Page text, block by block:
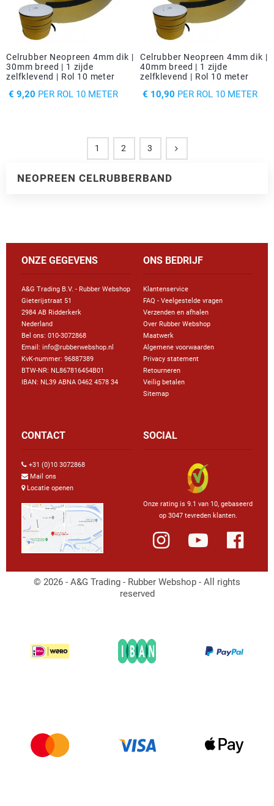
Celrubber Neopreen 4mm dik |
30mm breed | 1 zijde
zelfklevend | Rol 10 meter
€ 9,20 PER ROL 10 METER
PRIJS
Celrubber Neopreen 4mm dik |
40mm breed | 1 zijde
zelfklevend | Rol 10 meter
€ 10,90 PER ROL 10 METER
PRIJS
1 2 3
NEOPREEN CELRUBBERBAND
ONZE GEGEVENS
A&G Trading B.V. - Rubber Webshop
Gieterijstraat 51
2984 AB Ridderkerk
Nederland
Bel ons: 010-3072868
Email: info@rubberwebshop.nl
KvK-nummer: 96887389
BTW-NR: NL867816454B01
IBAN: NL39 ABNA 0462 4578 34
ONS BEDRIJF
Klantenservice
FAQ - Veelgestelde vragen
Verzenden en afhalen
Over Rubber Webshop
Maatwerk
Algemene voorwaarden
Privacy statement
Retourneren
Veilig betalen
Sitemap
CONTACT
+31 (0)10 3072868
Mail ons
Locatie openen
SOCIAL
Onze rating is 9.1 van 10, gebaseerd
op 3047 tevreden klanten.
© 2026 - A&G Trading - Rubber Webshop - All rights
reserved